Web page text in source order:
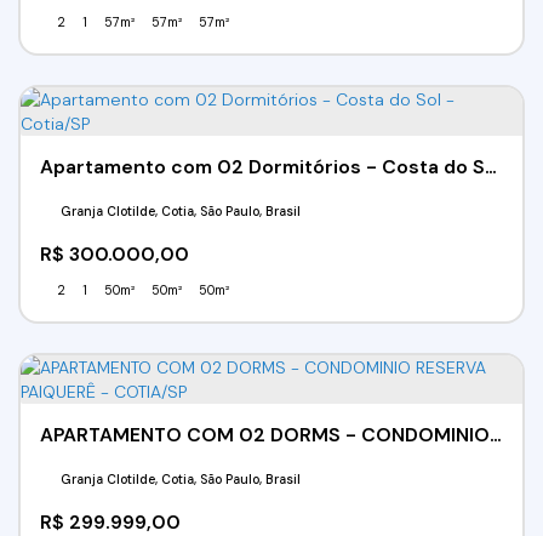
2 1 57m² 57m² 57m²
Apartamento com 02 Dormitórios - Costa do Sol - Cotia/SP
R$ 300.000,00
Granja Clotilde, Cotia, São Paulo, Brasil
2 1 50m² 50m² 50m²
APARTAMENTO COM 02 DORMS - CONDOMINIO RESERVA PAIQUERÊ - COTIA/SP
R$ 299.999,00
Granja Clotilde, Cotia, São Paulo, Brasil